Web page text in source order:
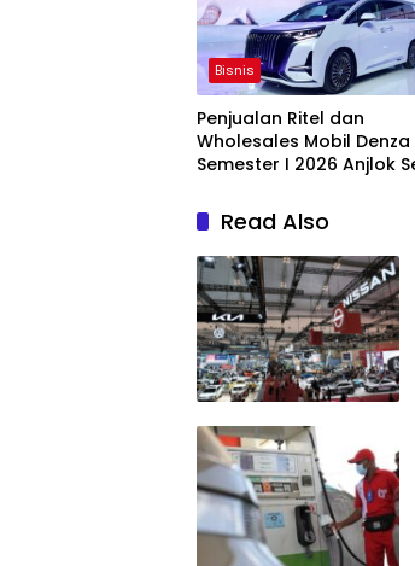
Bisnis
Penjualan Ritel dan
Wholesales Mobil Denza
Semester I 2026 Anjlok
Read Also